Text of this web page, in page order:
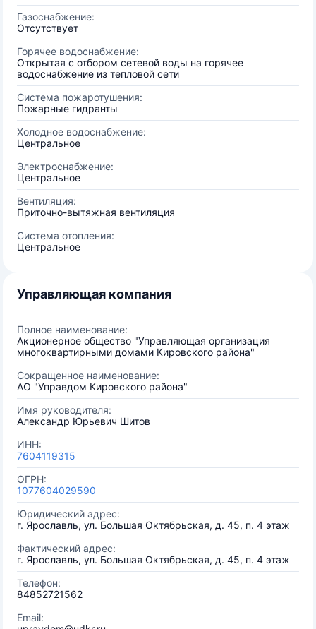
Газоснабжение:
Отсутствует
Горячее водоснабжение:
Открытая с отбором сетевой воды на горячее
водоснабжение из тепловой сети
Система пожаротушения:
Пожарные гидранты
Холодное водоснабжение:
Центральное
Электроснабжение:
Центральное
Вентиляция:
Приточно-вытяжная вентиляция
Система отопления:
Центральное
Управляющая компания
Полное наименование:
Акционерное общество "Управляющая организация
многоквартирными домами Кировского района"
Сокращенное наименование:
АО "Управдом Кировского района"
Имя руководителя:
Александр Юрьевич Шитов
ИНН:
7604119315
ОГРН:
1077604029590
Юридический адрес:
г. Ярославль, ул. Большая Октябрьская, д. 45, п. 4 этаж
Фактический адрес:
г. Ярославль, ул. Большая Октябрьская, д. 45, п. 4 этаж
Телефон:
84852721562
Email: